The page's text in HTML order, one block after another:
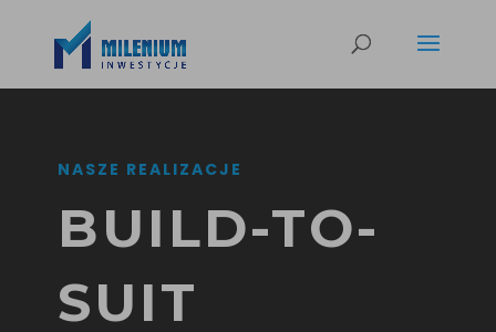
NASZE REALIZACJE
BUILD-TO-
SUIT